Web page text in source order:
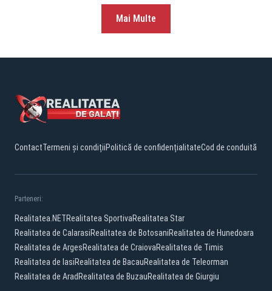
Mai Multe
ContactTermeni și condițiiPolitică de confidențialitateCod de conduită
Parteneri:
Realitatea.NETRealitatea SportivaRealitatea Star
Realitatea de CalarasiRealitatea de BotosaniRealitatea de Hunedoara
Realitatea de ArgesRealitatea de CraiovaRealitatea de Timis
Realitatea de IasiRealitatea de BacauRealitatea de Teleorman
Realitatea de Arad Realitatea de BuzauRealitatea de Giurgiu